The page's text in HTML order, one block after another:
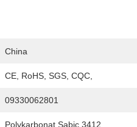
China
CE, RoHS, SGS, CQC,
09330062801
Polykarbonat Sabic 3412